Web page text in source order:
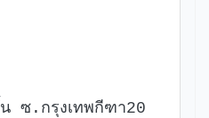
ซ.กรุงเทพกีฑา20